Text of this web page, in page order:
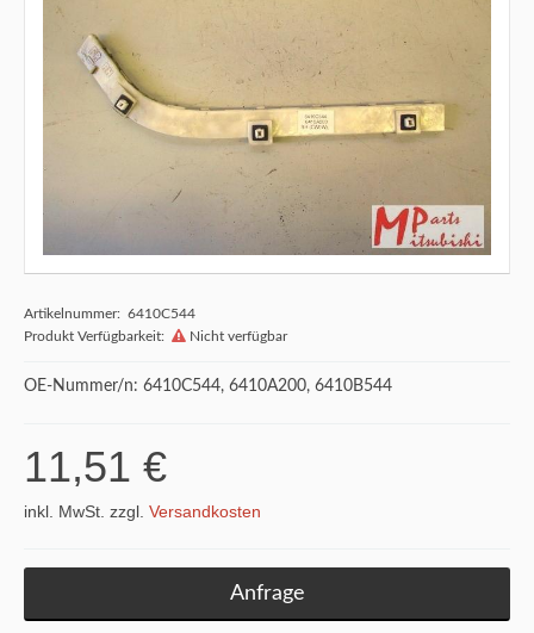
Artikelnummer: 6410C544
Produkt Verfügbarkeit:
Nicht verfügbar
OE-Nummer/n: 6410C544, 6410A200, 6410B544
11,51 €
inkl. MwSt. zzgl. Versandkosten
Anfrage